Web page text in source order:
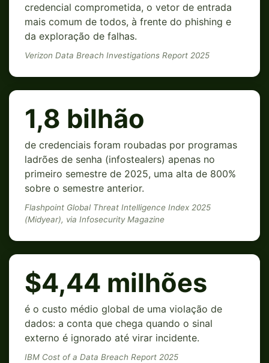
credencial comprometida, o vetor de entrada
mais comum de todos, à frente do phishing e
da exploração de falhas.
Verizon Data Breach Investigations Report 2025
1,8 bilhão
de credenciais foram roubadas por programas
ladrões de senha (infostealers) apenas no
primeiro semestre de 2025, uma alta de 800%
sobre o semestre anterior.
Flashpoint Global Threat Intelligence Index 2025
(Midyear), via Infosecurity Magazine
$4,44 milhões
é o custo médio global de uma violação de
dados: a conta que chega quando o sinal
externo é ignorado até virar incidente.
IBM Cost of a Data Breach Report 2025